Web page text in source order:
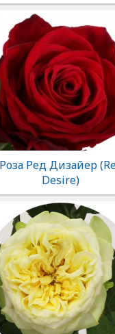
Роза Ред Дизайер
Desire)